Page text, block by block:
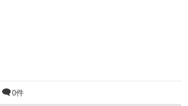
0件